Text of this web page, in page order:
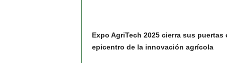
Expo AgriTech 2025 cierra sus
epicentro de la innovación agrícola